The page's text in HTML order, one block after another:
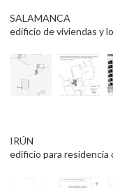
SALAMANCA
edificio de viviendas y
IRÚN
edificio para residencia